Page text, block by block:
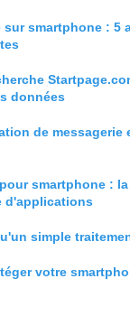
sur smartphone : 5
données
de messagerie
smartphone :
d'applications
simple
votre